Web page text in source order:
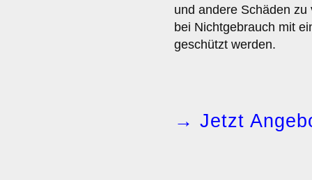
und andere Schäden
bei Nichtgebrauch mit
geschützt werden.
→ Jetzt